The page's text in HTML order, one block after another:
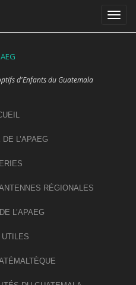
d'Enfants du Guatemala
L’APAEG
RÉGIONALES
L’APAEG
UTILES